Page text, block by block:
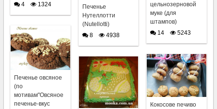
4
1324
цельнозерновой
муке (для
штампов)
14
5243
Печенье
Нутеллотти
(Nutellotti)
8
4938
Печенье овсяное
(по
мотивам"Овсяное
печенье-вкус
Кокосове печиво